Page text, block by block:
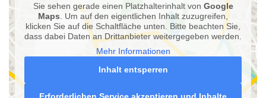
Sie sehen gerade einen Platzhalterinhalt von Google
Maps . Um auf den eigentlichen Inhalt zuzugreifen,
klicken Sie auf die Schaltfläche unten. Bitte beachten Sie,
dass dabei Daten an Drittanbieter weitergegeben werden.
Mehr Informationen
Inhalt entsperren
Erforderlichen Service akzeptieren und Inhalte